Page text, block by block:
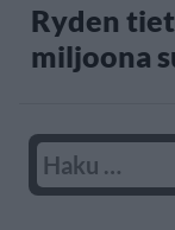
Ryden
miljoona